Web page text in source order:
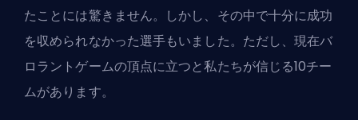
たことには驚きません。しかし、その中で十分に成功
を収められなかった選手もいました。ただし、現在バ
ロラントゲームの頂点に立つと私たちが信じる10チー
ムがあります。